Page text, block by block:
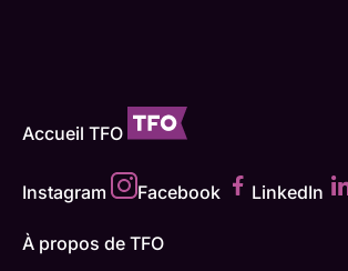
Accueil TFO
Instagram Facebook LinkedIn
À propos de TFO